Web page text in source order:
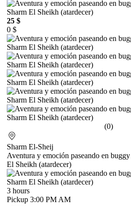
25 $
0 $
(0)
Sharm El-Sheij
Aventura y emoción paseando en
El Sheikh (atardecer)
3 hours
Pickup 3:00 PM AM